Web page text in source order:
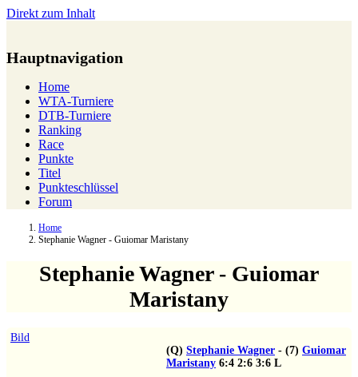
Direkt zum Inhalt
Hauptnavigation
Home
WTA-Turniere
DTB-Turniere
Ranking
Race
Punkte
Titel
Punkteschlüssel
Forum
Home
Stephanie Wagner - Guiomar Maristany
Stephanie Wagner - Guiomar
Maristany
Bild
(Q) Stephanie Wagner - (7) Guiomar
Maristany 6:4 2:6 3:6 L